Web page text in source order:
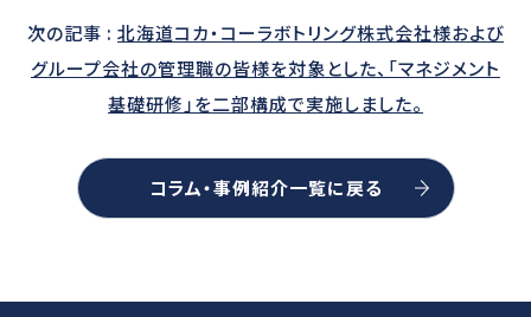
次の記事 : 北海道コカ・コーラボトリング株式会社様および
グループ会社の管理職の皆様を対象とした、「マネジメント
基礎研修」を二部構成で実施しました。
コラム・事例紹介一覧に戻る